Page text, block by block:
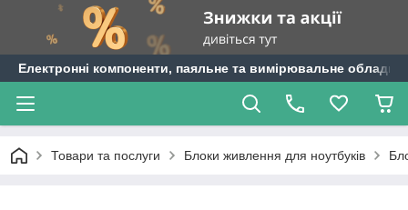
Електронні компоненти, паяльне та вимірювальне
Товари та послуги Блоки живлення для ноутбуків